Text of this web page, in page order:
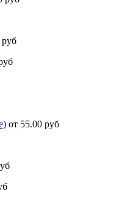
руб
от 55.00 руб